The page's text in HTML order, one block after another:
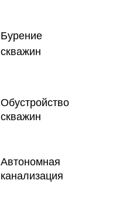
Обустройство
скважин
Автономная
канализация
Бурение
скважин